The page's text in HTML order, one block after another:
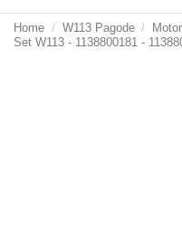
Home W113 Pagode
Set W113 - 1138800181 -